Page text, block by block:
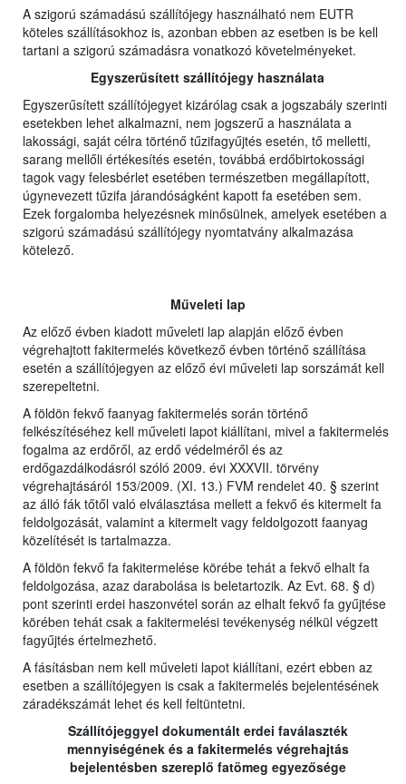
A szigorú számadású szállítójegy használható nem EUTR
köteles szállításokhoz is, azonban ebben az esetben is be kell
tartani a szigorú számadásra vonatkozó követelményeket.
Egyszerűsített szállítójegy használata
Egyszerűsített szállítójegyet kizárólag csak a jogszabály szerinti
esetekben lehet alkalmazni, nem jogszerű a használata a
lakossági, saját célra történő tűzifagyűjtés esetén, tő melletti,
sarang mellőli értékesítés esetén, továbbá erdőbirtokossági
tagok vagy felesbérlet esetében természetben megállapított,
úgynevezett tűzifa járandóságként kapott fa esetében sem.
Ezek forgalomba helyezésnek minősülnek, amelyek esetében a
szigorú számadású szállítójegy nyomtatvány alkalmazása
kötelező.
Műveleti lap
Az előző évben kiadott műveleti lap alapján előző évben
végrehajtott fakitermelés következő évben történő szállítása
esetén a szállítójegyen az előző évi műveleti lap sorszámát kell
szerepeltetni.
A földön fekvő faanyag fakitermelés során történő
felkészítéséhez kell műveleti lapot kiállítani, mivel a fakitermelés
fogalma az erdőről, az erdő védelméről és az
erdőgazdálkodásról szóló 2009. évi XXXVII. törvény
végrehajtásáról 153/2009. (XI. 13.) FVM rendelet 40. § szerint
az álló fák tőtől való elválasztása mellett a fekvő és kitermelt fa
feldolgozását, valamint a kitermelt vagy feldolgozott faanyag
közelítését is tartalmazza.
A földön fekvő fa fakitermelése körébe tehát a fekvő elhalt fa
feldolgozása, azaz darabolása is beletartozik. Az Evt. 68. § d)
pont szerinti erdei haszonvétel során az elhalt fekvő fa gyűjtése
körében tehát csak a fakitermelési tevékenység nélkül végzett
fagyűjtés értelmezhető.
A fásításban nem kell műveleti lapot kiállítani, ezért ebben az
esetben a szállítójegyen is csak a fakitermelés bejelentésének
záradékszámát lehet és kell feltüntetni.
Szállítójeggyel dokumentált erdei faválaszték
mennyiségének és a fakitermelés végrehajtás
bejelentésben szereplő fatömeg egyezősége